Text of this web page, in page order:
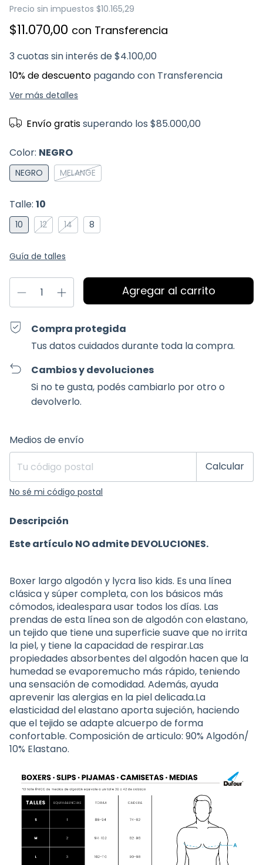
Precio sin impuestos $10.165,29
$11.070,00 con Transferencia
3 cuotas sin interés de$4.100,00
10% de descuento pagando con Transferencia
Ver más detalles
Envío gratissuperando los$85.000,00
Color: NEGRO
NEGRO MELANGE
Talle: 10
10 12 14 8
Guía de talles
Compra protegida
Tus datos cuidados durante toda la compra.
Cambios y devoluciones
Si no te gusta, podés cambiarlo por otro o
devolverlo.
Entregas para el CP:
Medios de envío
Calcular
No sé mi código postal
Descripción
Este artículo NO admite DEVOLUCIONES.
Boxer largo algodón y lycra liso kids. Es una línea
clásica y súper completa, con los básicos más
cómodos, idealespara usar todos los días. Las
prendas de esta línea son de algodón con elastano,
un tejido que tiene una superficie suave que no irrita
la piel, y tiene la capacidad de respirar.Las
propiedades absorbentes del algodón hacen que la
humedad se evaporemucho más rápido, teniendo
una sensación de comodidad. Además, ayuda
aprevenir las alergias en la piel delicada.La
elasticidad del elastano aporta sujeción, haciendo
que el tejido se adapte alcuerpo de forma
confortable. Composición de articulo: 90% Algodón/
10% Elastano.